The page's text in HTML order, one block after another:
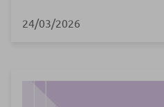
24/03/2026